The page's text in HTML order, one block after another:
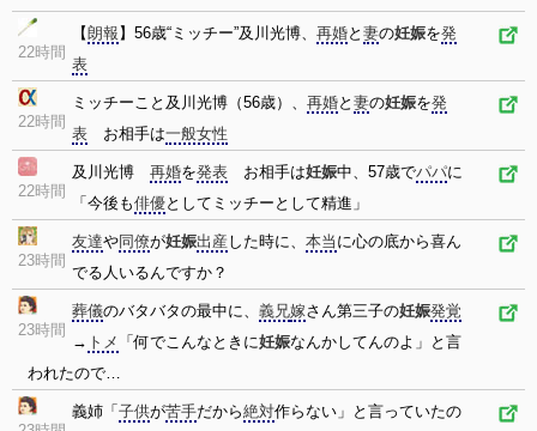
22時間
【朗報 】56歳“ミッチー”及川光博、 再婚と 妻の妊娠を発
表
22時間
ミッチーこと及川光博（56歳）、 再婚と 妻の妊娠を発
表 お相手は一般女性
22時間
及川光博 再婚を発表 お相手は妊娠中、57歳でパパに
「今後も俳優としてミッチーとして精進」
23時間
友達や同僚が妊娠出産 した時に、 本当 に心の底から喜ん
でる人いるんですか？
23時間
葬儀のバタバタの最中に、 義兄嫁さん第三子の妊娠発覚
→ トメ 「何でこんなときに妊娠なんかしてんのよ」と言
われたので…
義姉「 子供が苦手だから絶対作らない」と言っていたの